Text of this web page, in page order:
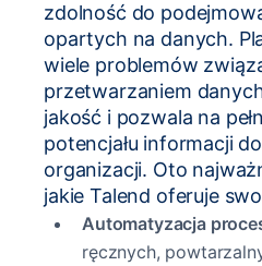
zdolność do
opartych na danych.
wiele problemów
przetwarzaniem
jakość i pozwala na
potencjału informacji
organizacji. Oto
jakie Talend oferuje
Automatyzacja
ręcznych,